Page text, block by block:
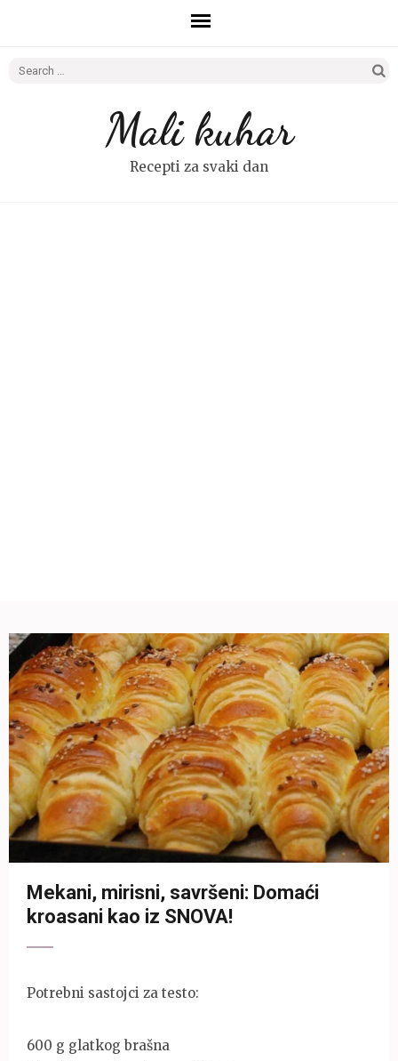
Search
Mali kuhar
Recepti za svaki dan
Mekani, mirisni, savršeni: Domaći
kroasani kao iz SNOVA!
Potrebni sastojci za testo:
600 g glatkog brašna